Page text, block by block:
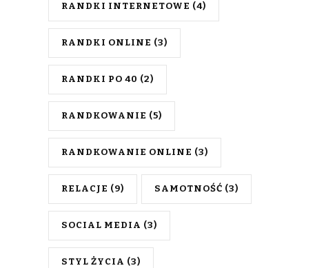
RANDKI INTERNETOWE (4)
RANDKI ONLINE (3)
RANDKI PO 40 (2)
RANDKOWANIE (5)
RANDKOWANIE ONLINE (3)
RELACJE (9) SAMOTNOŚĆ (3)
SOCIAL MEDIA (3)
STYL ŻYCIA (3)